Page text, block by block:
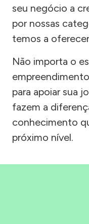
seu negócio a
por nossas
temos a
Não importa o
para apoiar sua
fazem a
conhecimento
próximo nível.